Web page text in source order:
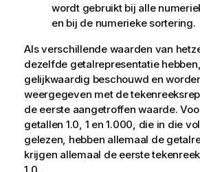
wordt gebruikt bij alle
en bij de numerieke sortering.
Als verschillende waarden van
dezelfde getalrepresentatie
gelijkwaardig beschouwd en
weergegeven met de
de eerste aangetroffen waarde.
getallen 1.0, 1 en 1.000, die in die
gelezen, hebben allemaal de
krijgen allemaal de eerste
1.0.